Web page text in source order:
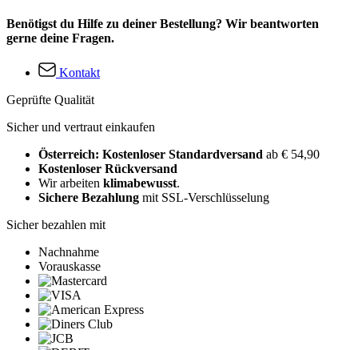
Benötigst du Hilfe zu deiner Bestellung? Wir beantworten
gerne deine Fragen.
Kontakt
Geprüfte Qualität
Sicher und vertraut einkaufen
Österreich: Kostenloser Standardversand ab € 54,90
Kostenloser Rückversand
Wir arbeiten klimabewusst.
Sichere Bezahlung mit SSL-Verschlüsselung
Sicher bezahlen mit
Nachnahme
Vorauskasse